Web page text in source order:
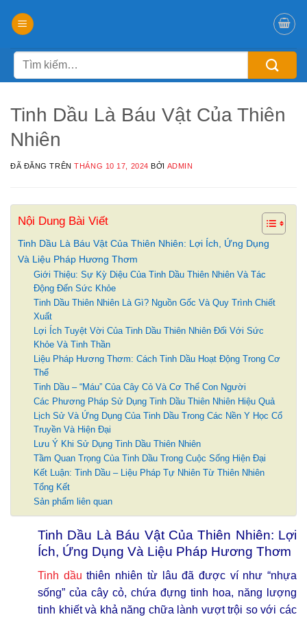
đến
dungTìm
kiếm:
Tinh Dầu Là Báu Vật Của Thiên
Nhiên
ĐÃ ĐĂNG TRÊNTHÁNG 10 17, 2024 BỞI ADMIN
Nội Dung Bài Viết
Tinh Dầu Là Báu Vật Của Thiên Nhiên: Lợi Ích, Ứng Dụng
Và Liệu Pháp Hương Thơm
Giới Thiệu: Sự Kỳ Diệu Của Tinh Dầu Thiên Nhiên Và Tác
Động Đến Sức Khỏe
Tinh Dầu Thiên Nhiên Là Gì? Nguồn Gốc Và Quy Trình Chiết
Xuất
Lợi Ích Tuyệt Vời Của Tinh Dầu Thiên Nhiên Đối Với Sức
Khỏe Và Tinh Thần
Liệu Pháp Hương Thơm: Cách Tinh Dầu Hoạt Động Trong Cơ
Thể
Tinh Dầu – “Máu” Của Cây Cỏ Và Cơ Thể Con Người
Các Phương Pháp Sử Dụng Tinh Dầu Thiên Nhiên Hiệu Quả
Lịch Sử Và Ứng Dụng Của Tinh Dầu Trong Các Nền Y Học Cổ
Truyền Và Hiện Đại
Lưu Ý Khi Sử Dụng Tinh Dầu Thiên Nhiên
Tầm Quan Trọng Của Tinh Dầu Trong Cuộc Sống Hiện Đại
Kết Luận: Tinh Dầu – Liệu Pháp Tự Nhiên Từ Thiên Nhiên
Tổng Kết
Sản phẩm liên quan
Tinh Dầu Là Báu Vật Của Thiên Nhiên: Lợi
Ích, Ứng Dụng Và Liệu Pháp Hương Thơm
Tinh dầu thiên nhiên từ lâu đã được ví như “nhựa
sống” của cây cỏ, chứa đựng tinh hoa, năng lượng
tinh khiết và khả năng chữa lành vượt trội so với các